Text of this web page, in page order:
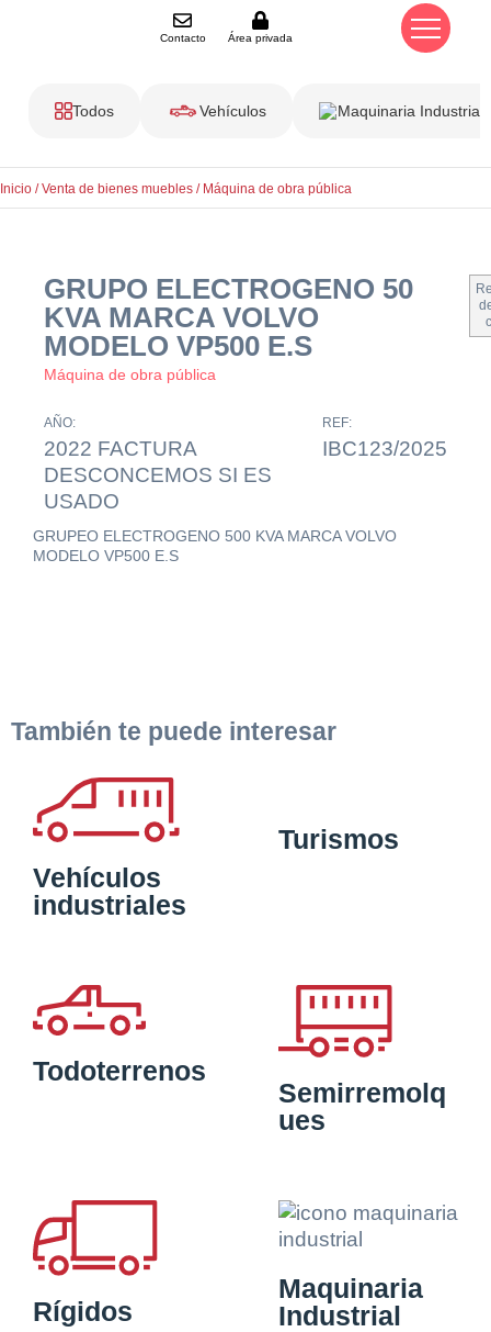
Contacto Área privada
Todos Vehículos Maquinaria Industrial
Inicio /Venta de bienes muebles / Máquina de obra pública
GRUPO ELECTROGENO 50
KVA MARCA VOLVO
MODELO VP500 E.S
Máquina de obra pública
AÑO:
2022 FACTURA
DESCONCEMOS SI ES
USADO
REF:
IBC123/2025
GRUPEO ELECTROGENO 500 KVA MARCA VOLVO
MODELO VP500 E.S
También te puede interesar
Vehículos
industriales
Turismos
Todoterrenos
Semirremolq
ues
Rígidos
Maquinaria
Industrial